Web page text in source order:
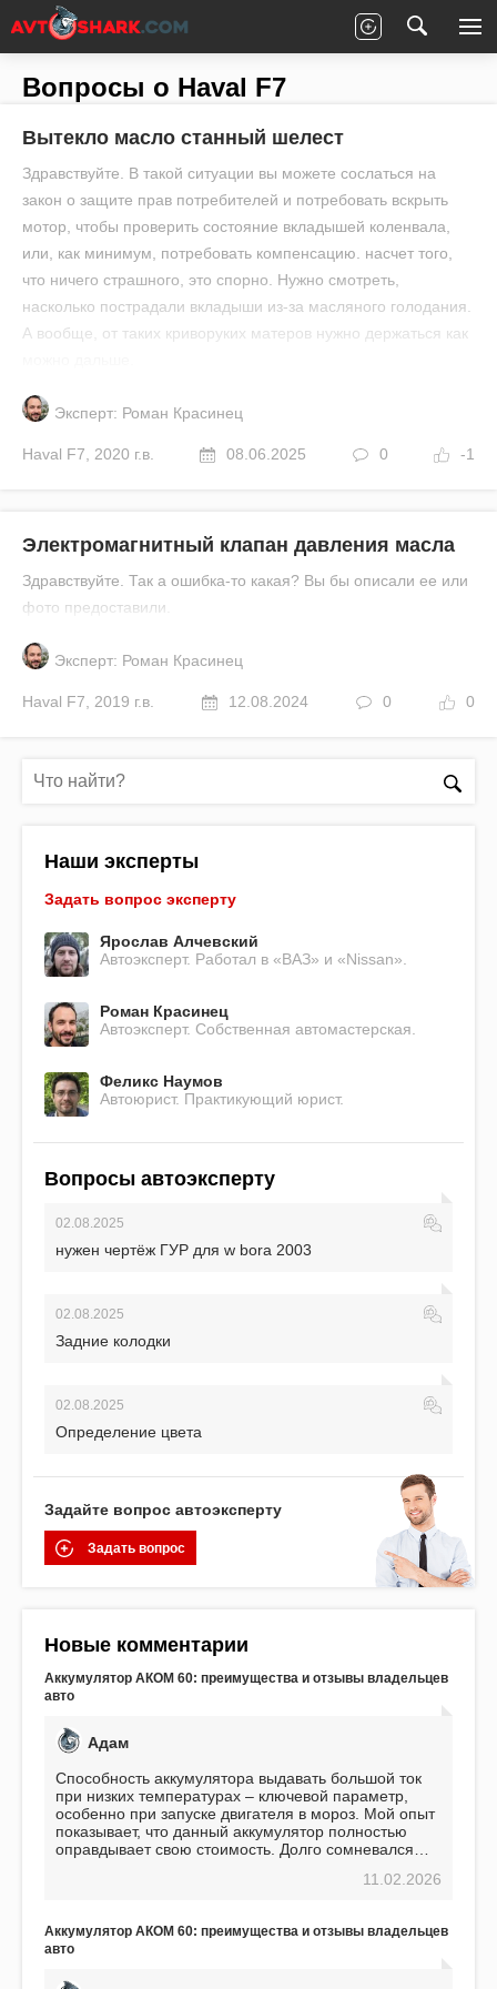
Главная Все вопросы
Вопросы о Haval F7
Вытекло масло станный шелест
Здравствуйте. В такой ситуации вы можете сослаться на
закон о защите прав потребителей и потребовать вскрыть
мотор, чтобы проверить состояние вкладышей коленвала,
или, как минимум, потребовать компенсацию. насчет того,
что ничего страшного, это спорно. Нужно смотреть,
насколько пострадали вкладыши из-за масляного голодания.
А вообще, от таких криворуких матеров нужно держаться как
Эксперт: Роман Красинец
Haval F7 2020 г.в. 08.06.2025 0 -1
Электромагнитный клапан давления масла
Здравствуйте. Так а ошибка-то какая? Вы бы описали ее или
фото предоставили.
Эксперт: Роман Красинец
Haval F7 2019 г.в. 12.08.2024 0 0
Наши эксперты
Задать вопрос эксперту
Ярослав Алчевский
Автоэксперт. Работал в «ВАЗ» и «Nissan».
Роман Красинец
Автоэксперт. Собственная автомастерская.
Феликс Наумов
Автоюрист. Практикующий юрист.
Вопросы автоэксперту
02.08.2025
нужен чертёж ГУР для w bora 2003
02.08.2025
Задние колодки
02.08.2025
Определение цвета
Задайте вопрос автоэксперту
Задать вопрос
Новые комментарии
Аккумулятор АКОМ 60: преимущества и отзывы владельцев
авто
Адам
Способность аккумулятора выдавать большой ток
при низких температурах – ключевой параметр,
особенно при запуске двигателя в мороз. Мой опыт
показывает, что данный аккумулятор полностью
оправдывает свою стоимость. Долго сомневался
пожалел. Считаю, что это отличное вложение,11.02.2026
Аккумулятор АКОМ 60: преимущества и отзывы владельцев
авто